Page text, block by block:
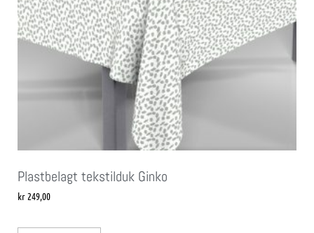
Plastbelagt tekstilduk Ginko
kr249,00